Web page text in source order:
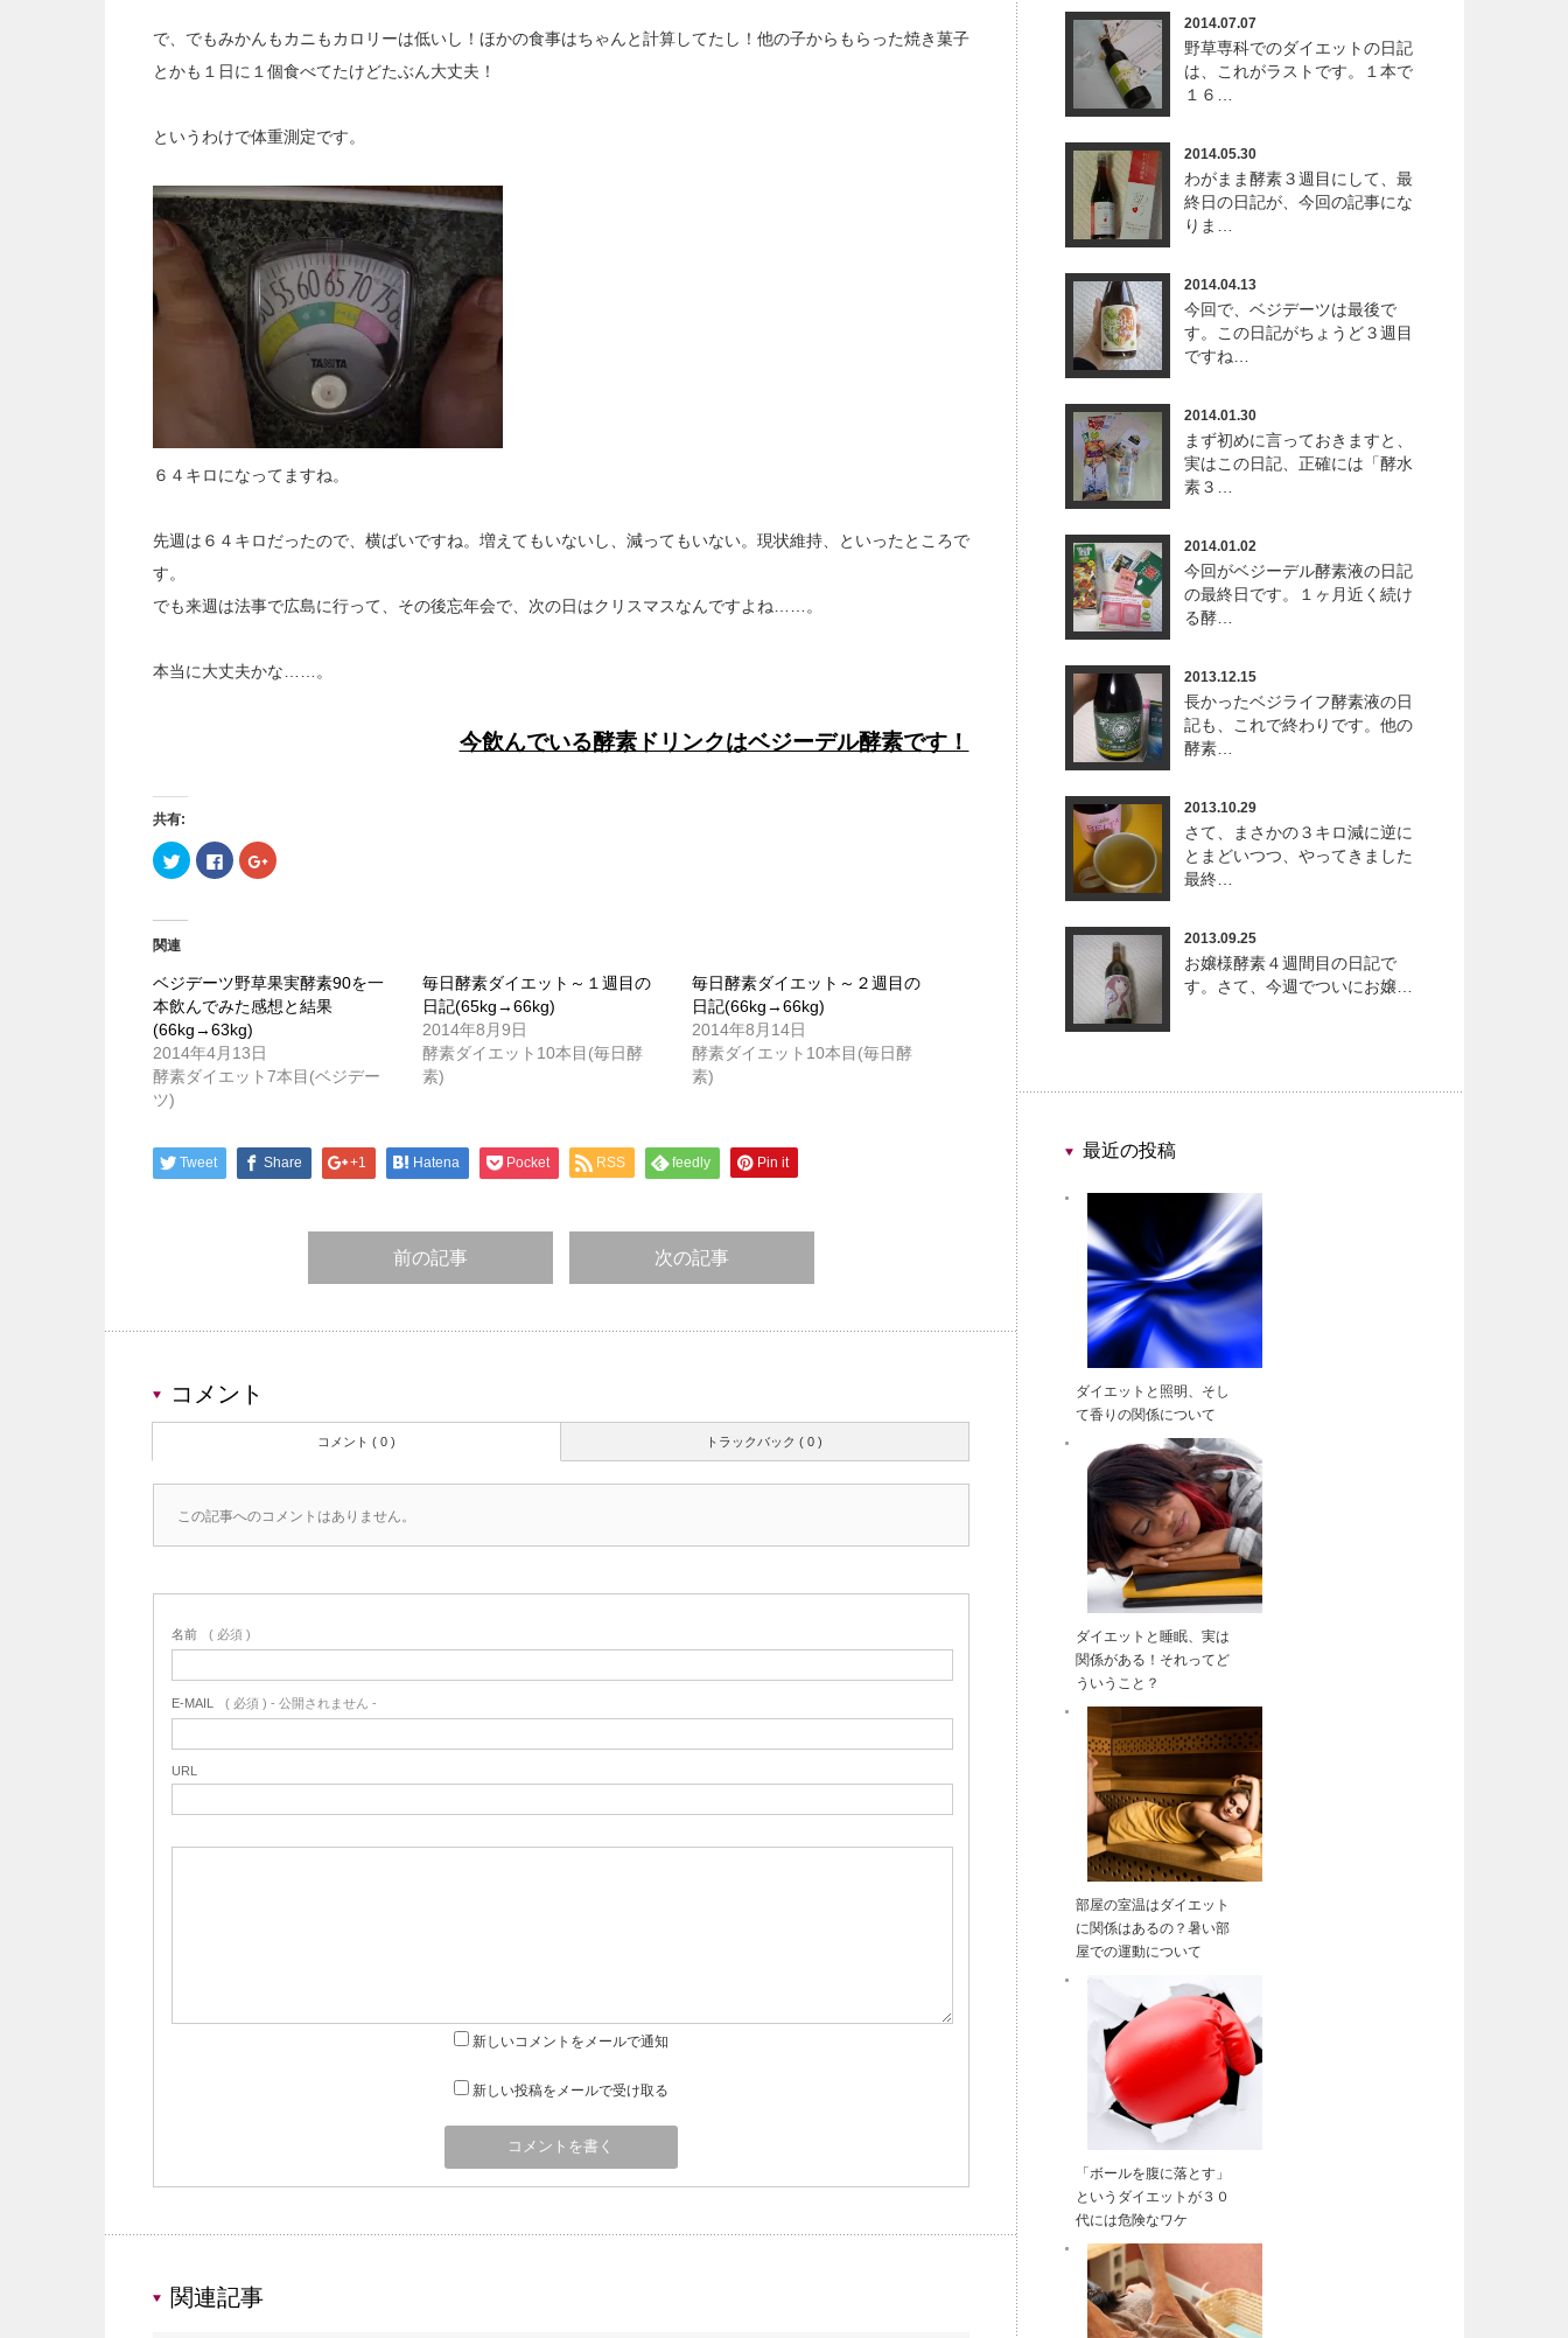
で、でもみかんもカニもカロリーは低いし！ほかの食事はちゃんと計算してたし！他の子からもらった焼き菓子
とかも１日に１個食べてたけどたぶん大丈夫！
というわけで体重測定です。
６４キロになってますね。
先週は６４キロだったので、横ばいですね。増えてもいないし、減ってもいない。現状維持、といったところで
す。
でも来週は法事で広島に行って、その後忘年会で、次の日はクリスマスなんですよね……。
本当に大丈夫かな……。
今飲んでいる酵素ドリンクはベジーデル酵素です！
共有:
ク
リ
て
有
(新
し
い
ウ
ィ
ン
ド
ま
す)
Facebook
で
リ
ッ
ク
し
て
く
だ
さ
ウ
ン
ク
リ
有
(新
し
ン
ド
ま
す)
関連
ベジデーツ野草果実酵素90を一
本飲んでみた感想と結果
(66kg→63kg)
2014年4月13日
酵素ダイエット7本目(ベジデー
ツ)
毎日酵素ダイエット～１週目の
日記(65kg→66kg)
2014年8月9日
酵素ダイエット10本目(毎日酵
素)
毎日酵素ダイエット～２週目の
日記(66kg→66kg)
2014年8月14日
酵素ダイエット10本目(毎日酵
素)
Tweet Share +1 Hatena Pocket RSS feedly Pin it
前の記事 次の記事
コメント
トラックバック ( 0 )
コメント ( 0 )
この記事へのコメントはありません。
名前 ( 必須 )
E-MAIL ( 必須 ) - 公開されません -
URL
新しいコメントをメールで通知
新しい投稿をメールで受け取る
関連記事
2014.07.07
野草専科でのダイエットの日記
は、これがラストです。１本で
１６…
2014.05.30
わがまま酵素３週目にして、最
終日の日記が、今回の記事にな
りま…
2014.04.13
今回で、ベジデーツは最後で
す。この日記がちょうど３週目
ですね…
2014.01.30
まず初めに言っておきますと、
実はこの日記、正確には「酵水
素３…
2014.01.02
今回がベジーデル酵素液の日記
の最終日です。１ヶ月近く続け
る酵…
2013.12.15
長かったベジライフ酵素液の日
記も、これで終わりです。他の
酵素…
2013.10.29
さて、まさかの３キロ減に逆に
とまどいつつ、やってきました
最終…
2013.09.25
お嬢様酵素４週間目の日記で
す。さて、今週でついにお嬢…
最近の投稿
ダイエットと照明、そし
て香りの関係について
ダイエットと睡眠、実は
関係がある！それってど
ういうこと？
部屋の室温はダイエット
に関係はあるの？暑い部
屋での運動について
「ボールを腹に落とす」
というダイエットが３０
代には危険なワケ